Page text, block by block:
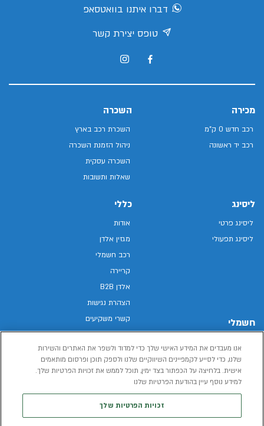
דברו איתנו בוואטסאפ
טופס יצירת קשר
מכירה
רכב חדש 0 ק"מ
רכב יד ראשונה
השכרה
השכרת רכב בארץ
ניהול הזמנת השכרה
השכרה עסקית
שאלות ותשובות
ליסינג
ליסינג פרטי
ליסינג תפעולי
חשמלי
רכב חשמלי
הכל על רכב חשמלי
כללי
אודות
מגזין אלדן
רכב חשמלי
קריירה
אלדן B2B
הצהרת נגישות
קשרי משקיעים
מפת האתר
מדיניות פרטיות
תנאי שימוש
אנו מעבדים את המידע האישי שלך כדי למדוד ולשפר את האתרים והשירות
שלנו, כדי לסייע לקמפיינים השיווקיים שלנו ולספק תוכן ופרסום מותאמים
אישית. בלחיצה על הכפתור בצד ימין, תוכל לממש את זכויות הפרטיות שלך.
למידע נוסף עיין בהודעת הפרטיות שלנו
זכויות הפרטיות שלך